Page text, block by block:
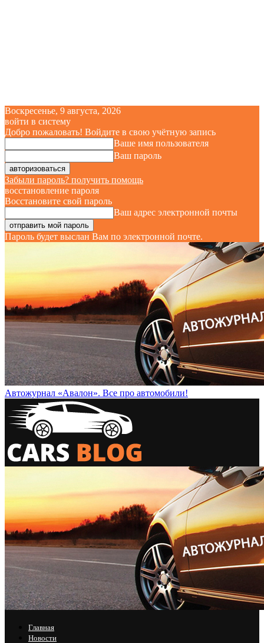
Воскресенье, 9 августа, 2026
войти в систему
Добро пожаловать! Войдите в свою учётную запись
Ваше имя пользователя
Ваш пароль
Забыли пароль? получить помощь
восстановление пароля
Восстановите свой пароль
Ваш адрес электронной почты
Пароль будет выслан Вам по электронной почте.
Автожурнал «Авалон». Все про автомобили!
Главная
Новости